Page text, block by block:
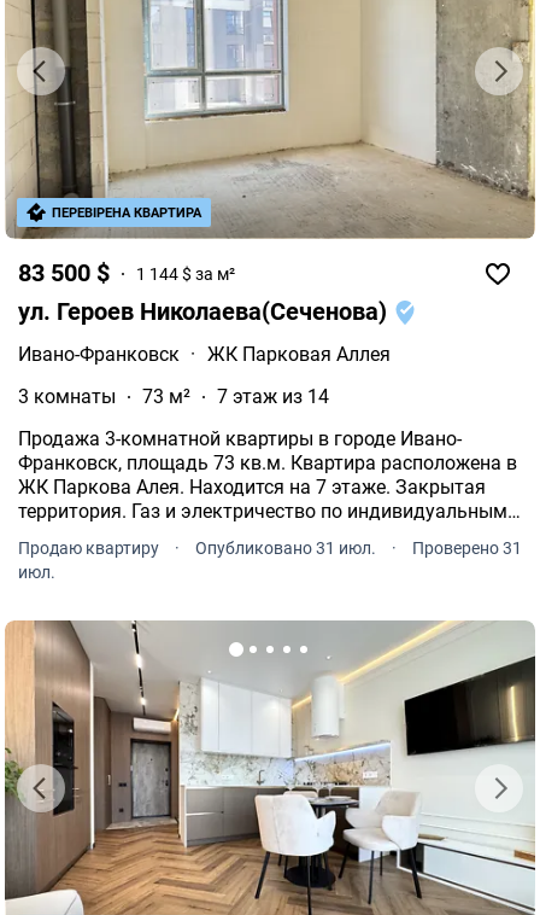
83 500 $ 1 144 $ за м²
ул. Героев Николаева(Сеченова)
Ивано-Франковск · ЖК Парковая Аллея
3 комнаты
73 м²
7 этаж из 14
Продажа 3-комнатной квартиры в городе Ивано-
Франковск, площадь 73 кв.м. Квартира расположена в
ЖК Паркова Алея. Находится на 7 этаже. Закрытая
территория. Газ и электричество по индивидуальным
счетчикам. Теплая вода бойлер. В квартире проведен
интернет. Мебели нет. Жилая площадь составляет 40
кв.
Продаю квартиру · Опубликовано 31 июл. ·
Проверено 31
июл.
ПЕРЕВІРЕНА КВАРТИРА